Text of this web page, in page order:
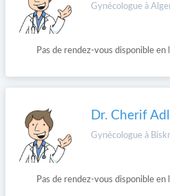
Gynécologue à
Pas de rendez-vous disponible
Dr. Cherif
Gynécologue à
Pas de rendez-vous disponible